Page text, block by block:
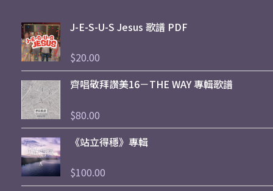
J-E-S-U-S Jesus 歌譜 PDF
評
滿
$20.00
齊唱敬拜讚美16－THE WAY 專輯歌譜
評
滿
$80.00
《站立得穩》專輯
評
$100.00